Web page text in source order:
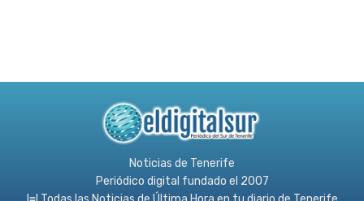
Noticias de Tenerife
Periódico digital fundado el 2007